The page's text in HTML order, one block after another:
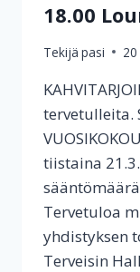
18.00
Tekijä pasi
tervetulleita.
tiistaina
Tervetuloa
yhdistyksen
Terveisin